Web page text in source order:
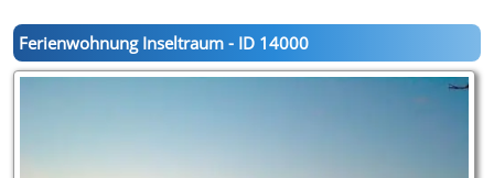
Ferienwohnung Inseltraum - ID 14000